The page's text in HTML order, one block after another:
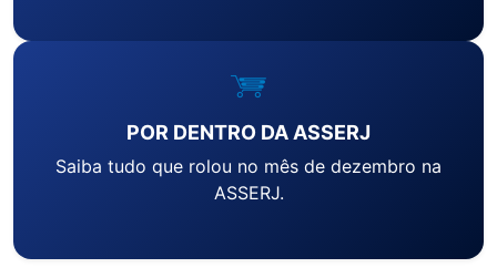
POR DENTRO DA ASSERJ
Saiba tudo que rolou no mês de dezembro na
ASSERJ.